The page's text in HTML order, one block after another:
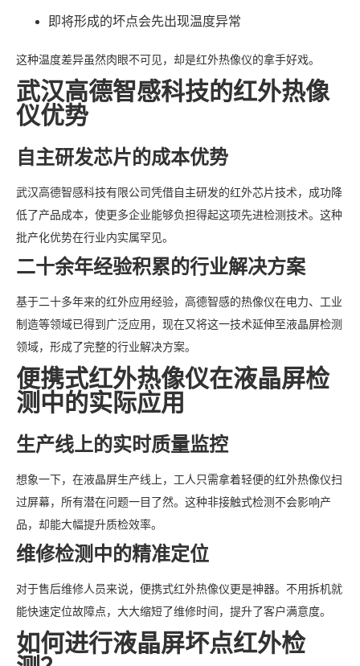
即将形成的坏点会先出现温度异常
这种温度差异虽然肉眼不可见，却是红外热像仪的拿手好戏。
武汉高德智感科技的红外热像
仪优势
自主研发芯片的成本优势
武汉高德智感科技有限公司凭借自主研发的红外芯片技术，成功降
低了产品成本，使更多企业能够负担得起这项先进检测技术。这种
批产化优势在行业内实属罕见。
二十余年经验积累的行业解决方案
基于二十多年来的红外应用经验，高德智感的热像仪在电力、工业
制造等领域已得到广泛应用，现在又将这一技术延伸至液晶屏检测
领域，形成了完整的行业解决方案。
便携式红外热像仪在液晶屏检
测中的实际应用
生产线上的实时质量监控
想象一下，在液晶屏生产线上，工人只需拿着轻便的红外热像仪扫
过屏幕，所有潜在问题一目了然。这种非接触式检测不会影响产
品，却能大幅提升质检效率。
维修检测中的精准定位
对于售后维修人员来说，便携式红外热像仪更是神器。不用拆机就
能快速定位故障点，大大缩短了维修时间，提升了客户满意度。
如何进行液晶屏坏点红外检